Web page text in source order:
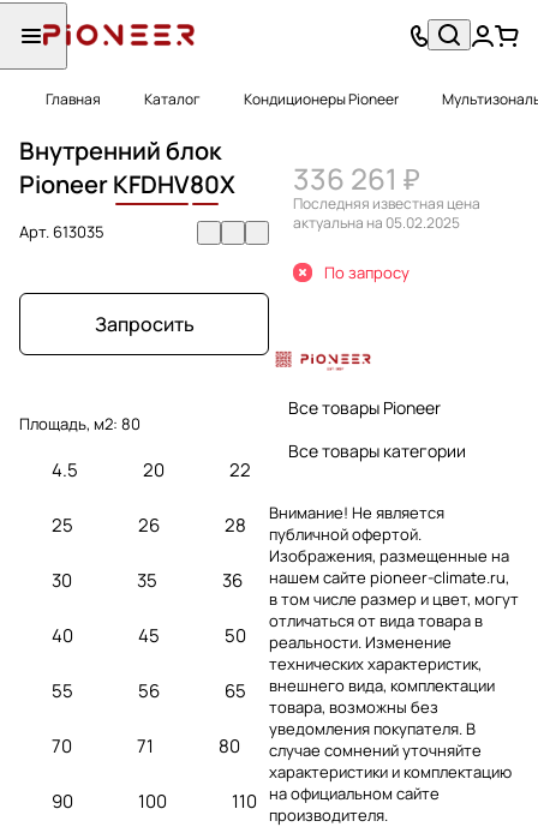
Главная Каталог Кондиционеры Pioneer
Внутренний блок
PioneerKFDHV80X
Арт.613035
Запросить
Площадь, м2: 80
4.5 20 22
25 26 28
30 35 36
40 45 50
55 56 65
70 71 80
90 100 110
336 261 ₽
Последняя известная цена
актуальна на 05.02.2025
По запросу
Все товары Pioneer
Все товары категории
Внимание! Не является
публичной офертой.
Изображения, размещенные на
нашем сайте pioneer-climate.ru,
в том числе размер и цвет, могут
отличаться от вида товара в
реальности. Изменение
технических характеристик,
внешнего вида, комплектации
товара, возможны без
уведомления покупателя. В
случае сомнений уточняйте
характеристики и комплектацию
на официальном сайте
производителя.